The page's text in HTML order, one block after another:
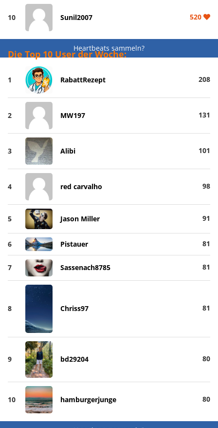
10 Sunil2007 520
Heartbeats sammeln?
Die Top 10 User der Woche:
1 RabattRezept 208
2 MW197 131
3 Alibi 101
4 red carvalho 98
5 Jason Miller 91
6 Pistauer 81
7 Sassenach8785 81
8 Chriss97 81
9 bd29204 80
10 hamburgerjunge 80